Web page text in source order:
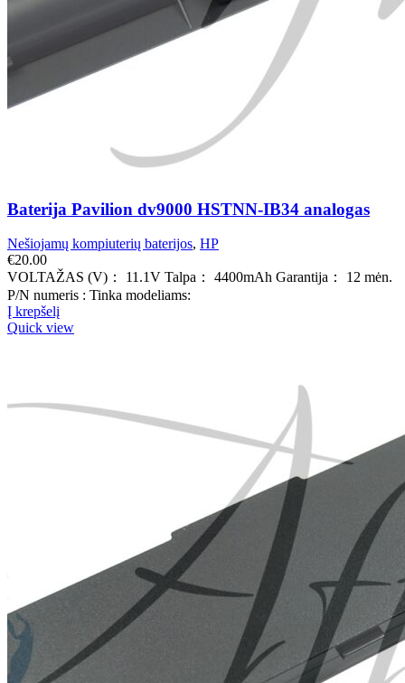
Baterija Pavilion dv9000 HSTNN-IB34 analogas
Nešiojamų kompiuterių baterijos, HP
€20.00
VOLTAŽAS (V)： 11.1V Talpa： 4400mAh Garantija： 12 mėn.
P/N numeris : Tinka modeliams:
Į krepšelį
Quick view